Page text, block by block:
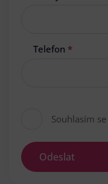
Telefon *
Souhlasím se
Odeslat